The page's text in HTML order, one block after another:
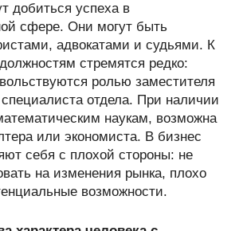
добиться успеха в
сфере. Они могут быть
адвокатами и судьями. К
стремятся редко:
ролью заместителя
отдела. При наличии
наукам, возможна
или экономиста. В бизнес
себя с плохой стороны: не
на изменения рынка, плохо
возможности.